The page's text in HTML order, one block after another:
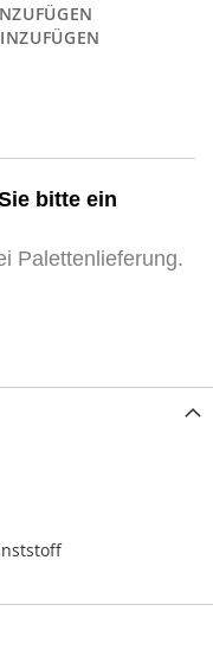
bitte ein
Palettenlieferung.